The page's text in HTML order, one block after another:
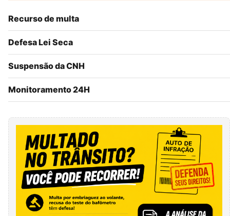
Recurso de multa
Defesa Lei Seca
Suspensão da CNH
Monitoramento 24H